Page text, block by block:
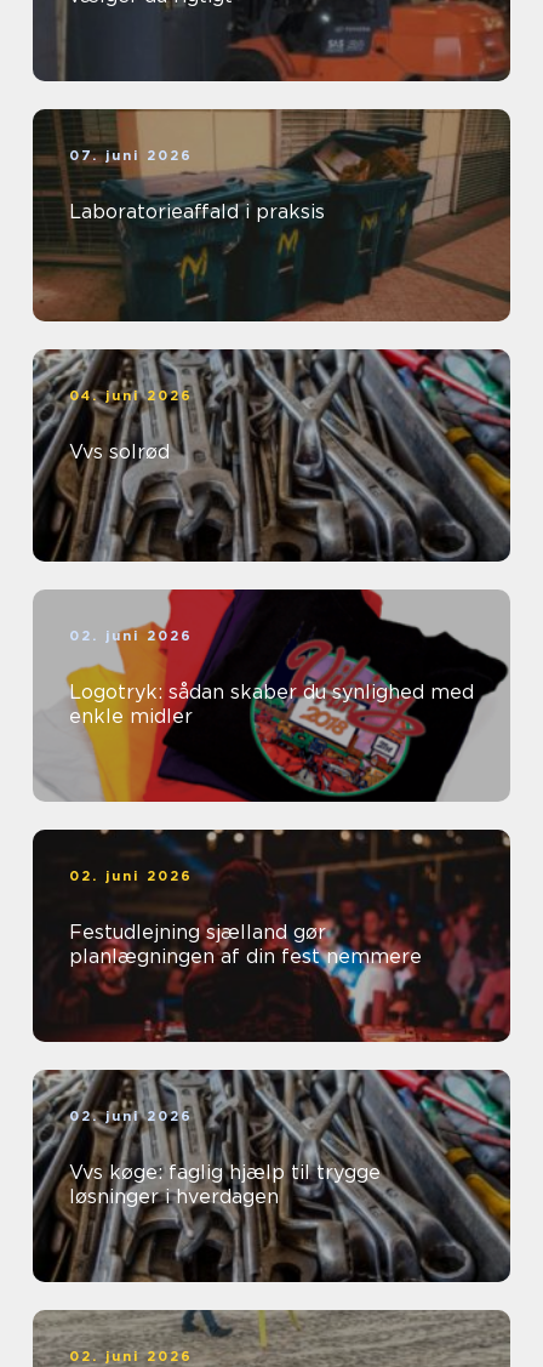
07. juni 2026
Laboratorieaffald i praksis
04. juni 2026
Vvs solrød
02. juni 2026
Logotryk: sådan skaber du synlighed med
enkle midler
02. juni 2026
Festudlejning sjælland gør
planlægningen af din fest nemmere
02. juni 2026
Vvs køge: faglig hjælp til trygge
løsninger i hverdagen
02. juni 2026